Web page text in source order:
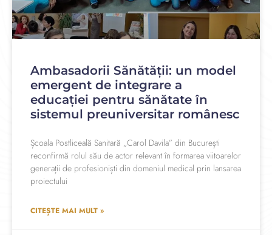
Ambasadorii Sănătății: un model
emergent de integrare a
educației pentru sănătate în
sistemul preuniversitar românesc
Școala Postliceală Sanitară „Carol Davila” din București
reconfirmă rolul său de actor relevant în formarea viitoarelor
generații de profesioniști din domeniul medical prin lansarea
proiectului
CITEȘTE MAI MULT »